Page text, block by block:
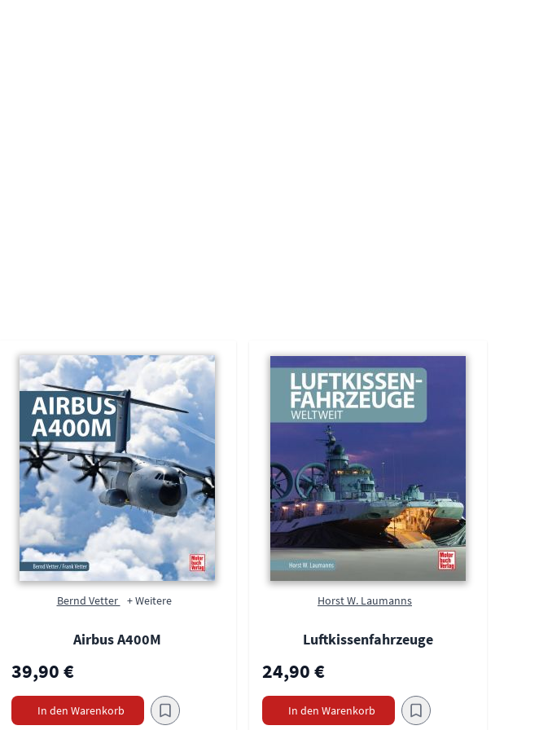
Bernd Vetter + Weitere
Airbus A400M
39,90 €
In den Warenkorb
Horst W. Laumanns
Luftkissenfahrzeuge
24,90 €
In den Warenkorb